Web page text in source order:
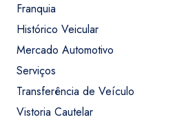
Franquia
Histórico Veicular
Mercado Automotivo
Serviços
Transferência de Veículo
Vistoria Cautelar